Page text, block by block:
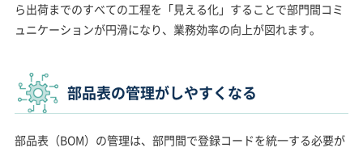
ら出荷までのすべての工程を「見える化」することで部門間コミ
ュニケーションが円滑になり、業務効率の向上が図れます。
部品表の管理がしやすくなる
部品表（BOM）の管理は、部門間で登録コードを統一する必要が